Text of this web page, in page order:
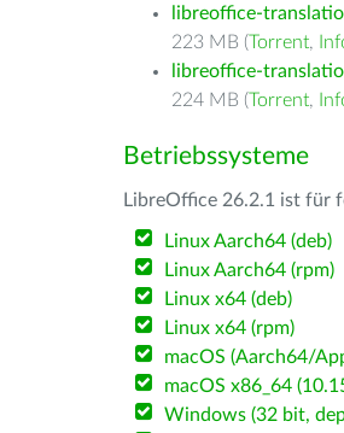
libreoffice-
223 MB (Torrent,
libreoffice-
224 MB (Torrent,
Betriebssysteme
LibreOffice 26.2.1 ist für
Linux Aarch64 (deb)
Linux Aarch64 (rpm)
Linux x64 (deb)
Linux x64 (rpm)
macOS (Aarch64/
macOS x86_64
Windows (32 bit,